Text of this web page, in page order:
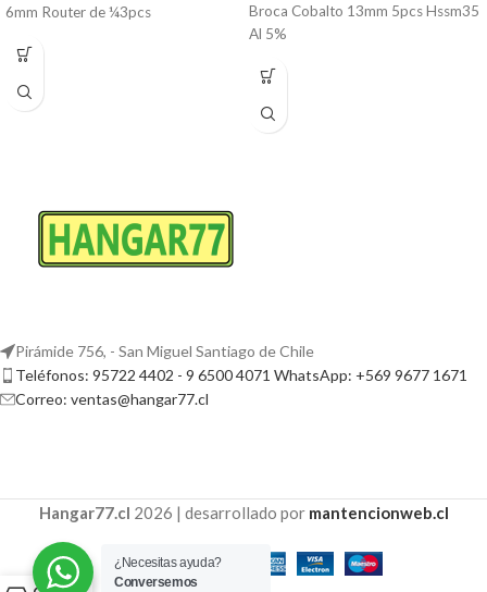
6mm Router de ¼3pcs
Broca Cobalto 13mm 5pcs Hssm35
Al 5%
Pirámide 756, - San Miguel Santiago de Chile
Teléfonos: 95722 4402 - 9 6500 4071 WhatsApp: +569 9677 1671
Correo: ventas@hangar77.cl
Hangar77.cl 2026 | desarrollado por mantencionweb.cl
¿Necesitas ayuda?
Conversemos